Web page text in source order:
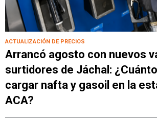
ACTUALIZACIÓN DE PRECIOS
Arrancó agosto con nuevos
surtidores de Jáchal:
cargar nafta y gasoil en la
ACA?